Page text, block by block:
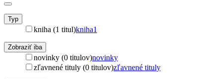
Typ
kniha (1 titul)kniha1
Zobraziť iba
novinky (0 titulov)novinky
zľavnené tituly (0 titulov)zľavnené tituly